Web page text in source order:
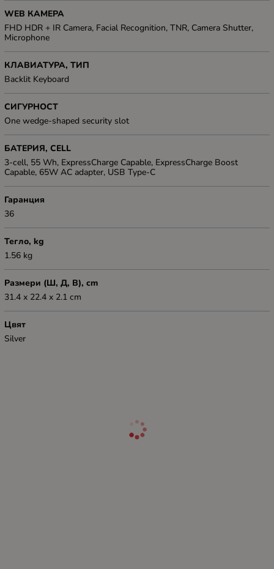
WEB КАМЕРА
FHD HDR + IR Camera, Facial Recognition, TNR, Camera Shutter,
Microphone
КЛАВИАТУРА, ТИП
Backlit Keyboard
СИГУРНОСТ
One wedge-shaped security slot
БАТЕРИЯ, CELL
3-cell, 55 Wh, ExpressCharge Capable, ExpressCharge Boost
Capable, 65W AC adapter, USB Type-C
Гаранция
36
Тегло, kg
1.56 kg
Размери (Ш, Д, В), cm
31.4 x 22.4 x 2.1 cm
Цвят
Silver